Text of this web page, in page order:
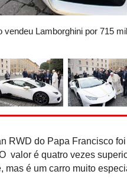
vendeu Lamborghini por 715
RWD do Papa Francisco
valor é quatro vezes
mas é um carro muito